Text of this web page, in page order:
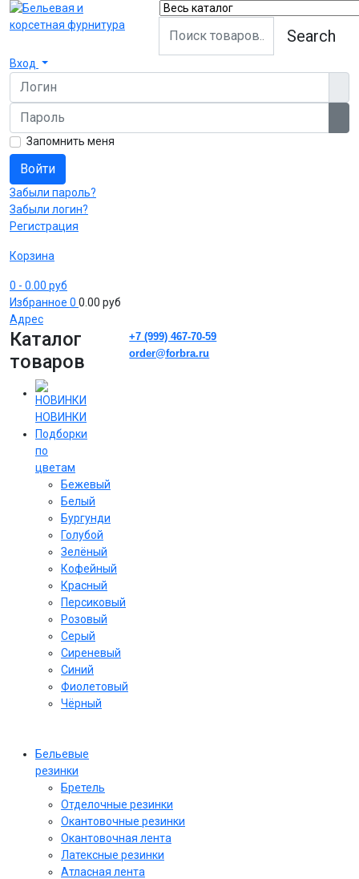
Search
Вход
Логин
Пароль
Запомнить меня
Войти
Забыли пароль?
Забыли логин?
Регистрация
Корзина
0 - 0.00 руб
Избранное 0 0.00 руб
Адрес
Каталог
товаров
НОВИНКИ
Подборки
по
цветам
Бежевый
Белый
Бургунди
Голубой
Зелёный
Кофейный
Красный
Персиковый
Розовый
Серый
Сиреневый
Cиний
Фиолетовый
Чёрный
Бельевые
резинки
Бретель
Отделочные резинки
Окантовочные резинки
Окантовочная лента
Латексные резинки
Атласная лента
+7 (999) 467-70-59
order@forbra.ru